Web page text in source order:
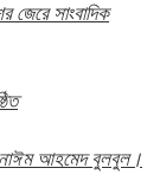
জেরে সাংবাদিক
নাঈম আহমেদ বুলবুল।